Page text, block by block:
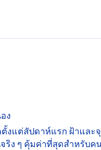
ง
ตั้งแต่สัปดาห์แรก ฝ้าและ
ริง ๆ คุ้มค่าที่สุดสำหรับค